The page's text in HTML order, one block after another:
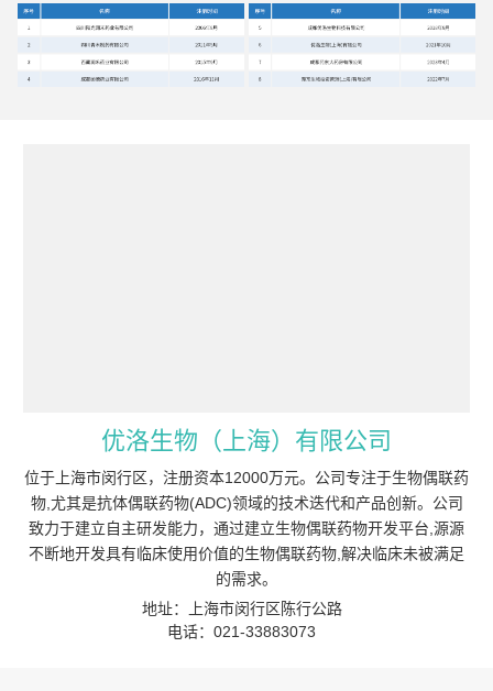
优洛生物（上海）有限公司
位于上海市闵行区，注册资本12000万元。公司专注于生物偶联药
物,尤其是抗体偶联药物(ADC)领域的技术迭代和产品创新。公司
致力于建立自主研发能力，通过建立生物偶联药物开发平台,源源
不断地开发具有临床使用价值的生物偶联药物,解决临床未被满足
的需求。
地址：上海市闵行区陈行公路
电话：021-33883073